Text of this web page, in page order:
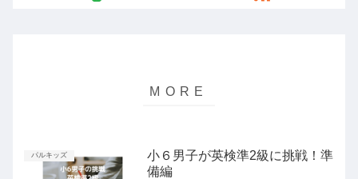
パルキッズ
小６男子が英検準2級に挑戦！準
備編